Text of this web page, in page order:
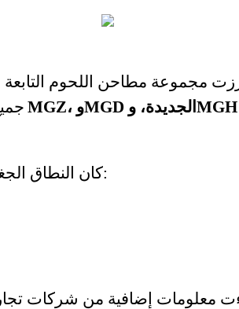
مجموعة مطاحن اللحوم
MGZ، وMGD الجديدة، وMGH،
كان النطاق الجغرافي للاستفسارات عن مطاحن اللحوم واسعاً بشكل استثنائي:
معلومات إضافية من شركات تجارة